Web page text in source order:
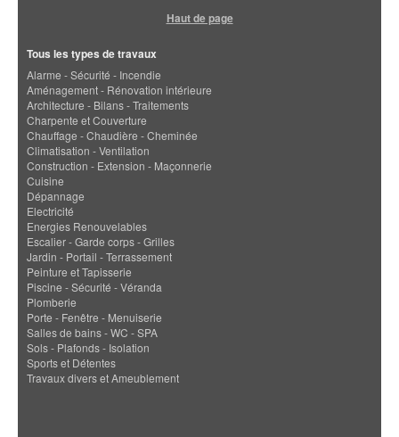
Haut de page
Tous les types de travaux
Alarme - Sécurité - Incendie
Aménagement - Rénovation intérieure
Architecture - Bilans - Traitements
Charpente et Couverture
Chauffage - Chaudière - Cheminée
Climatisation - Ventilation
Construction - Extension - Maçonnerie
Cuisine
Dépannage
Electricité
Energies Renouvelables
Escalier - Garde corps - Grilles
Jardin - Portail - Terrassement
Peinture et Tapisserie
Piscine - Sécurité - Véranda
Plomberie
Porte - Fenêtre - Menuiserie
Salles de bains - WC - SPA
Sols - Plafonds - Isolation
Sports et Détentes
Travaux divers et Ameublement